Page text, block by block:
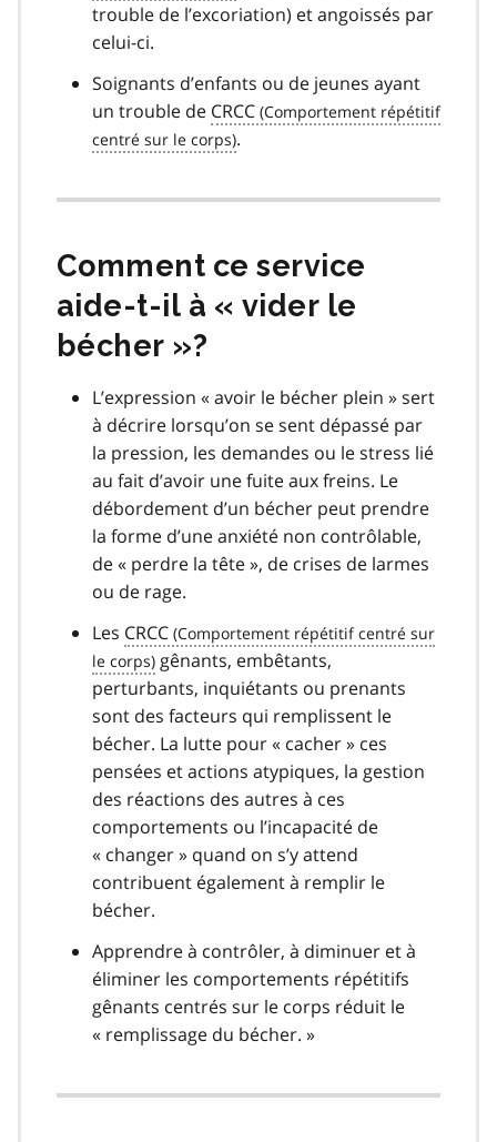
trouble de l’excoriation) et angoissés par
celui-ci.
Soignants d’enfants ou de jeunes ayant
un trouble de CRCC
.
Comment ce service
aide-t-il à « vider le
bécher »?
L’expression « avoir le bécher plein » sert
à décrire lorsqu’on se sent dépassé par
la pression, les demandes ou le stress lié
au fait d’avoir une fuite aux freins. Le
débordement d’un bécher peut prendre
la forme d’une anxiété non contrôlable,
de « perdre la tête », de crises de larmes
ou de rage.
Les CRCC
gênants, embêtants,
perturbants, inquiétants ou prenants
sont des facteurs qui remplissent le
bécher. La lutte pour « cacher » ces
pensées et actions atypiques, la gestion
des réactions des autres à ces
comportements ou l’incapacité de
« changer » quand on s’y attend
contribuent également à remplir le
bécher.
Apprendre à contrôler, à diminuer et à
éliminer les comportements répétitifs
gênants centrés sur le corps réduit le
« remplissage du bécher. »